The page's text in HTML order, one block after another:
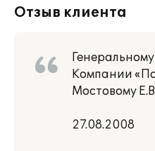
Отзыв клиента
Компании
Мостовому
27.08.2008